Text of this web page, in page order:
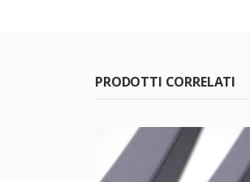
PRODOTTI CORRELATI